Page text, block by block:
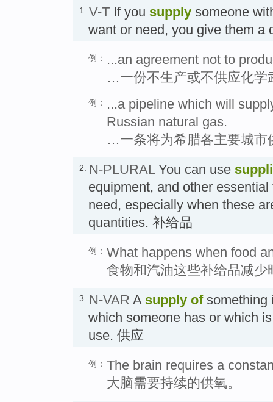
1. V-T If you supply someone
want or need, you give them a
例：
...an agreement not to
…一份不生产或不供应化学
例：
...a pipeline which will
Russian natural gas.
…一条将为希腊各主要城市
2. N-PLURALYou can use
equipment, and other
need, especially when these
quantities. 补给品
例： What happens when food
食物和汽油这些补给品减
3. N-VAR A supply ofsomething
which someone has or which
use. 供应
例： The brain requires a
大脑需要持续的供氧。